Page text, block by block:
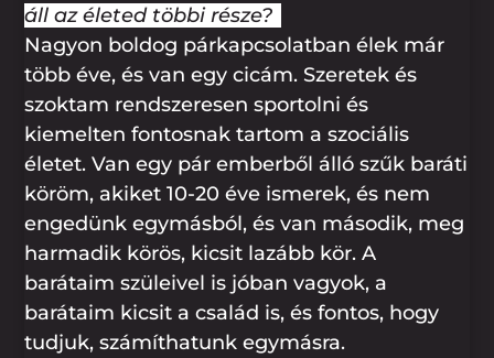
áll az életed többi része?
Nagyon boldog párkapcsolatban élek már
több éve, és van egy cicám. Szeretek és
szoktam rendszeresen sportolni és
kiemelten fontosnak tartom a szociális
életet. Van egy pár emberből álló szűk baráti
köröm, akiket 10-20 éve ismerek, és nem
engedünk egymásból, és van második, meg
harmadik körös, kicsit lazább kör. A
barátaim szüleivel is jóban vagyok, a
barátaim kicsit a család is, és fontos, hogy
tudjuk, számíthatunk egymásra.